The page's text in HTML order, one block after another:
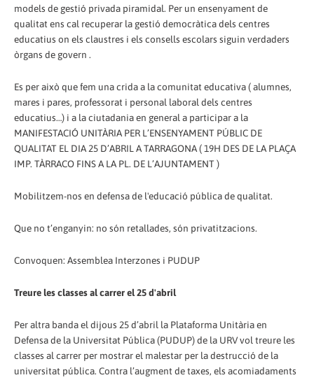
models de gestió privada piramidal. Per un ensenyament de
qualitat ens cal recuperar la gestió democràtica dels centres
educatius on els claustres i els consells escolars siguin verdaders
òrgans de govern .
Es per això que fem una crida a la comunitat educativa ( alumnes,
mares i pares, professorat i personal laboral dels centres
educatius…) i a la ciutadania en general a participar a la
MANIFESTACIÓ UNITÀRIA PER L’ENSENYAMENT PÚBLIC DE
QUALITAT EL DIA 25 D’ABRIL A TARRAGONA ( 19H DES DE LA PLAÇA
IMP. TÀRRACO FINS A LA PL. DE L’AJUNTAMENT )
Mobilitzem-nos en defensa de l'educació pública de qualitat.
Que no t’enganyin: no són retallades, són privatitzacions.
Convoquen: Assemblea Interzones i PUDUP
Treure les classes al carrer el 25 d'abril
Per altra banda el dijous 25 d’abril la Plataforma Unitària en
Defensa de la Universitat Pública (PUDUP) de la URV vol treure les
classes al carrer per mostrar el malestar per la destrucció de la
universitat pública. Contra l’augment de taxes, els acomiadaments